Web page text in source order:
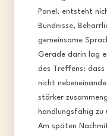
Panel, entsteht
Bündnisse,
gemeinsame
Gerade darin lag
des Treffens: dass
nicht
stärker
handlungsfähig zu
Am späten